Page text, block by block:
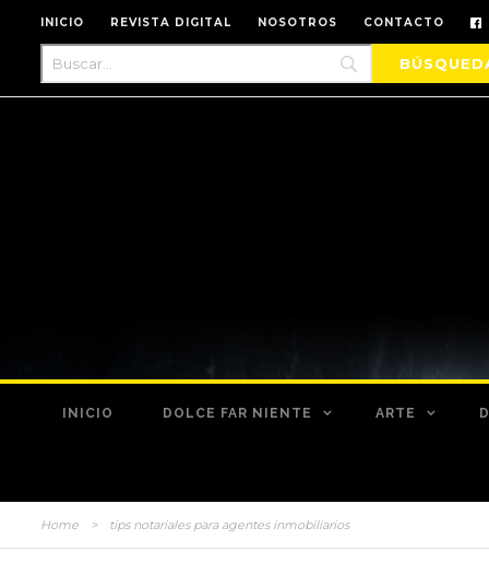
INICIO REVISTA DIGITAL NOSOTROS CONTACTO
INICIO DOLCE FAR NIENTE ARTE
Home > tips notariales para agentes inmobiliarios